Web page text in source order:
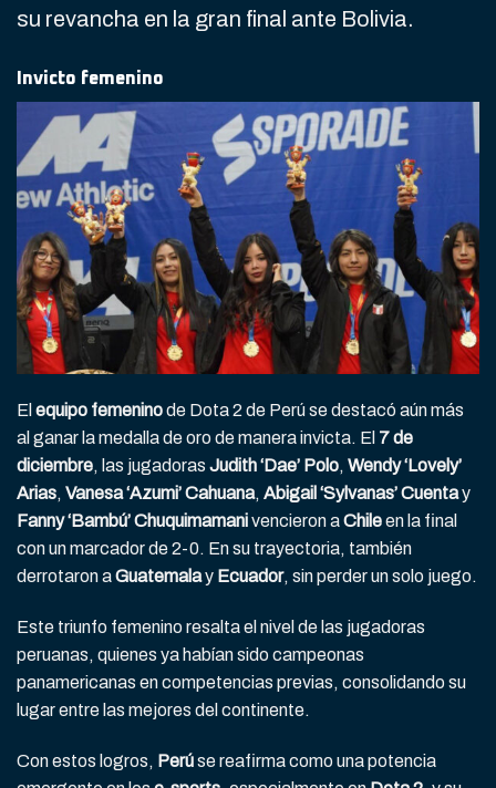
su revancha en la gran final ante Bolivia.
Invicto femenino
El equipo femeninode Dota 2 de Perú se destacó aún más
al ganar la medalla de oro de manera invicta. El 7 de
diciembre, las jugadoras Judith ‘Dae’ Polo, Wendy ‘Lovely’
Arias, Vanesa ‘Azumi’ Cahuana, Abigail ‘Sylvanas’ Cuentay
Fanny ‘Bambú’ Chuquimamanivencieron aChileen la final
con un marcador de 2-0. En su trayectoria, también
derrotaron aGuatemalay Ecuador, sin perder un solo juego.
Este triunfo femenino resalta el nivel de las jugadoras
peruanas, quienes ya habían sido campeonas
panamericanas en competencias previas, consolidando su
lugar entre las mejores del continente.
Con estos logros, Perúse reafirma como una potencia